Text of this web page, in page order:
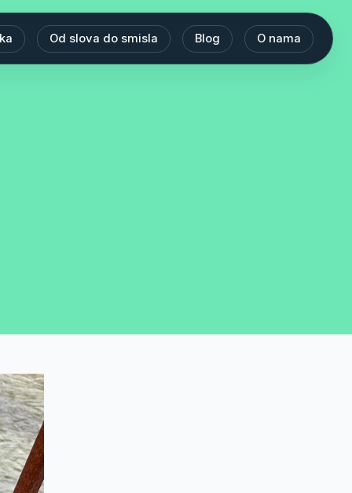
Od slova do smisla Blog O nama